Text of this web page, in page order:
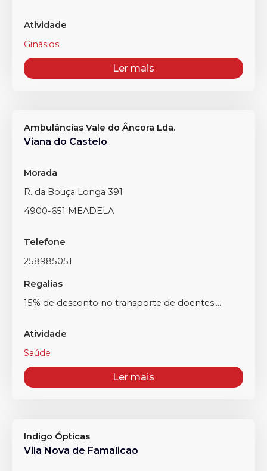
Atividade
Ginásios
Ler mais
Ambulâncias Vale do Âncora Lda.
Viana do Castelo
Morada
R. da Bouça Longa 391
4900-651 MEADELA
Telefone
258985051
Regalias
15% de desconto no transporte de doentes....
Atividade
Saúde
Ler mais
Indigo Ópticas
Vila Nova de Famalicão